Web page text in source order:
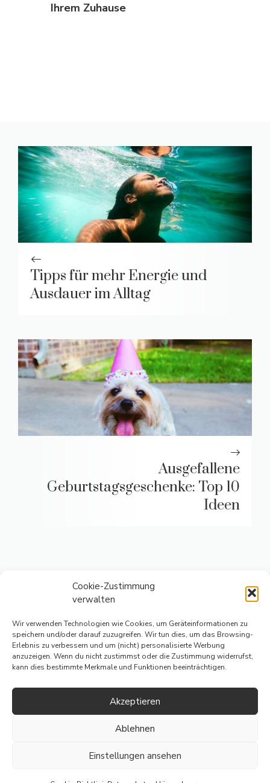
Cookie-Zustimmung
verwalten
Wir verwenden Technologien wie Cookies, um Geräteinformationen zu
speichern und/oder darauf zuzugreifen. Wir tun dies, um das Browsing-
Erlebnis zu verbessern und um (nicht) personalisierte Werbung
anzuzeigen. Wenn du nicht zustimmst oder die Zustimmung widerrufst,
kann dies bestimmte Merkmale und Funktionen beeinträchtigen.
Akzeptieren
Ablehnen
Einstellungen ansehen
Ihrem Zuhause
Tipps für mehr Energie und
Ausdauer im Alltag
Ausgefallene
Geburtstagsgeschenke: Top 10
Ideen
IMPRESSUM
DATENSCHUTZERKLÄRUNG